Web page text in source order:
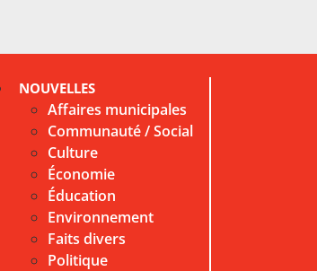
NOUVELLES
Affaires municipales
Communauté / Social
Culture
Économie
Éducation
Environnement
Faits divers
Politique